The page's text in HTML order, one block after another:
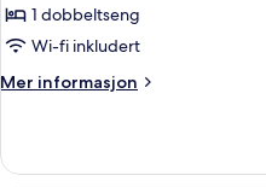
1 dobbeltseng
Wi-fi inkludert
Mer informasjon
Mer